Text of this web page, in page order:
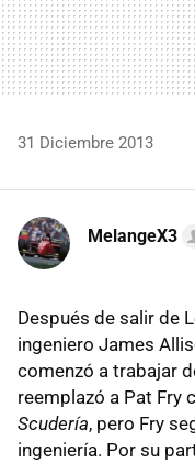
31 Diciembre 2013
MelangeX3
Después de salir de
ingeniero James
comenzó a trabajar
reemplazó a Pat Fry
Scudería, pero Fry
ingeniería. Por su